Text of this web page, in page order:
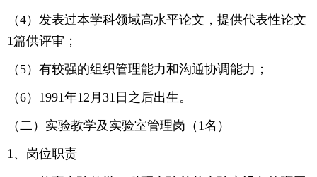
（4）发表过本学科领域高水平论文，提供代表性论文
1篇供评审；
（5）有较强的组织管理能力和沟通协调能力；
（6）1991年12月31日之后出生。
（二）实验教学及实验室管理岗（1名）
1、岗位职责